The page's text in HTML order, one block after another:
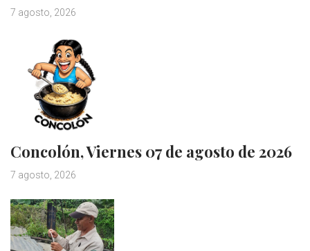
7 agosto, 2026
Concolón, Viernes 07 de agosto de 2026
7 agosto, 2026